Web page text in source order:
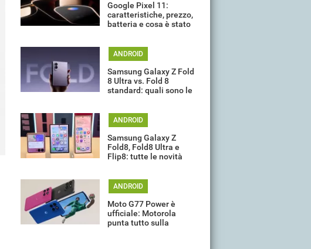
Google Pixel 11:
caratteristiche, prezzo,
batteria e cosa è stato
ANDROID
Samsung Galaxy Z Fold
8 Ultra vs. Fold 8
standard: quali sono le
ANDROID
Samsung Galaxy Z
Fold8, Fold8 Ultra e
Flip8: tutte le novità
ANDROID
Moto G77 Power è
ufficiale: Motorola
punta tutto sulla